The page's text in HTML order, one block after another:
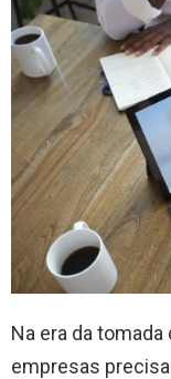
Na era da
empresas